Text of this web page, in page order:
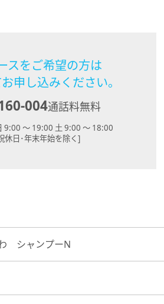
かりと頭皮をぬらし
。湯洗いすることでホコリや汚れ
ャンプーの泡立ちがよくなりま
スをご希望の方は
申し込みください。
004通話料無料
9:00 ～ 19:00 土 9:00 ～ 18:00
休日･年末年始を除く]
シャンプーN